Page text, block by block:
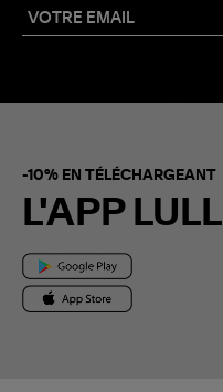
-10% EN TÉLÉCHARGEANT
L'APP LULLI